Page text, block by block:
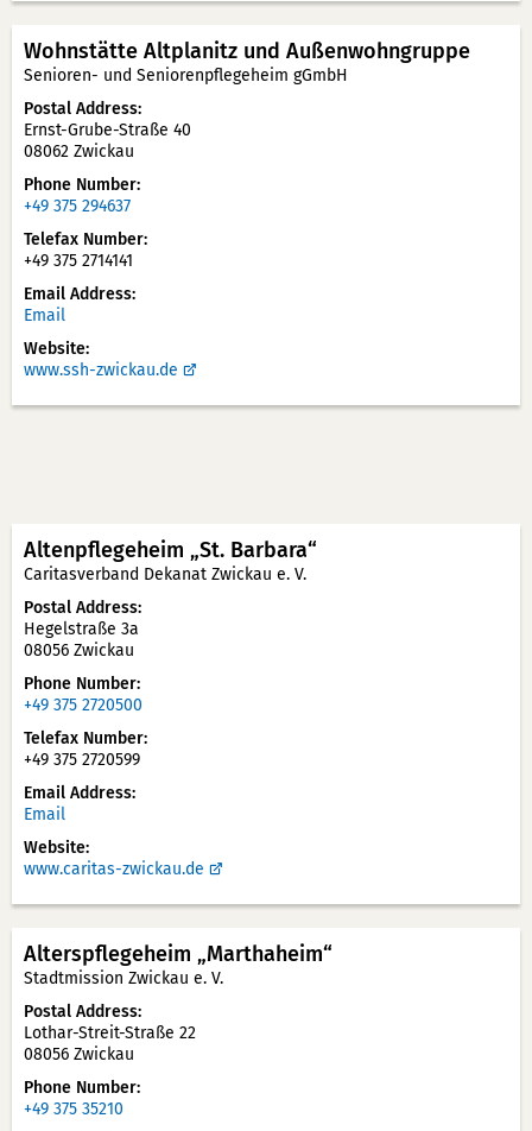
Wohnstätte Altplanitz und Außenwohngruppe
Senioren- und Seniorenpflegeheim gGmbH
Postal Address
Ernst-Grube-Straße 40
08062 Zwickau
Phone Number
+49 375 294637
Telefax Number
+49 375 2714141
Email Address
Email
Website
www.ssh-zwickau.de
Altenpflegeheim „St. Barbara“
Caritasverband Dekanat Zwickau e. V.
Postal Address
Hegelstraße 3a
08056 Zwickau
Phone Number
+49 375 2720500
Telefax Number
+49 375 2720599
Email Address
Email
Website
www.caritas-zwickau.de
Alterspflegeheim „Marthaheim“
Stadtmission Zwickau e. V.
Postal Address
Lothar-Streit-Straße 22
08056 Zwickau
Phone Number
+49 375 35210